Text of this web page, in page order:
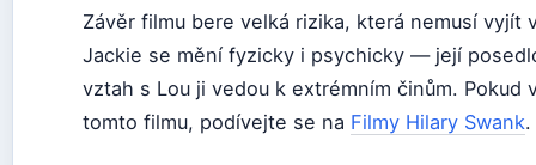
Závěr filmu bere velká rizika, která nemusí vyjít
Jackie se mění fyzicky i psychicky — její
vztah s Lou ji vedou k extrémním činům. Pokud
tomto filmu, podívejte se na Filmy Hilary Swank.